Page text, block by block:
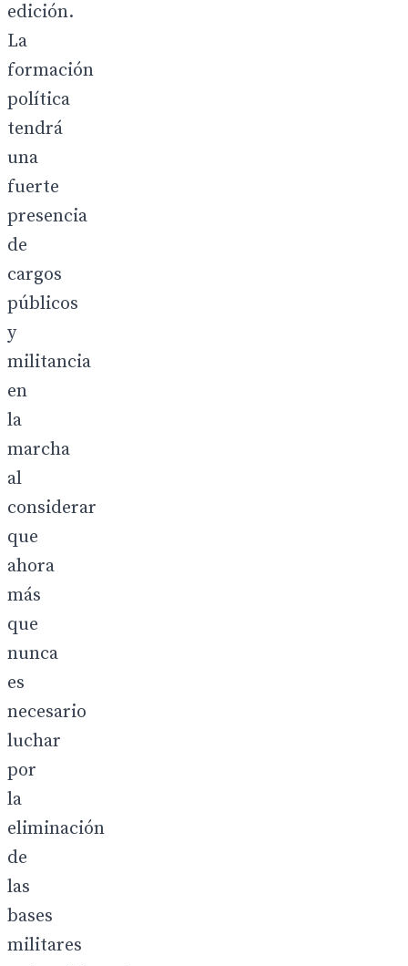
edición.
La
formación
política
tendrá
una
fuerte
presencia
de
cargos
públicos
y
militancia
en
la
marcha
al
considerar
que
ahora
más
que
nunca
es
necesario
luchar
por
la
eliminación
de
las
bases
militares